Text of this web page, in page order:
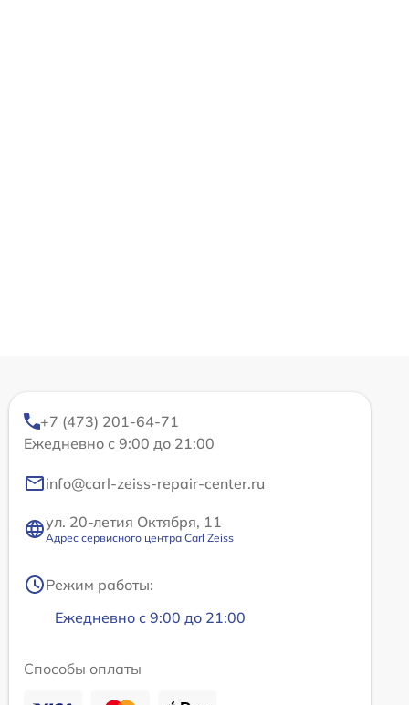
+7 (473) 201-64-71
Ежедневно с 9:00 до 21:00
info@carl-zeiss-repair-center.ru
ул. 20-летия Октября, 11
Адрес сервисного центра Carl Zeiss
Режим работы:
Ежедневно с 9:00 до 21:00
Способы оплаты